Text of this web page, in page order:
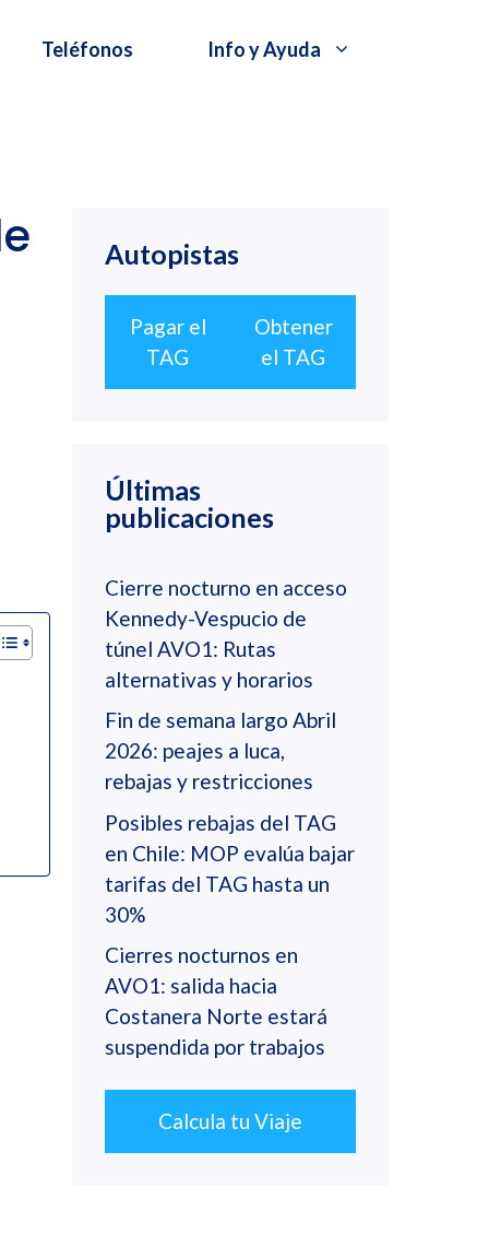
Teléfonos Info y Ayuda
Autopistas
Pagar el
TAG
Obtener
el TAG
Últimas
publicaciones
Cierre nocturno en acceso
Kennedy-Vespucio de
túnel AVO1: Rutas
alternativas y horarios
Fin de semana largo Abril
2026: peajes a luca,
rebajas y restricciones
Posibles rebajas del TAG
en Chile: MOP evalúa bajar
tarifas del TAG hasta un
30%
Cierres nocturnos en
AVO1: salida hacia
Costanera Norte estará
suspendida por trabajos
Calcula tu Viaje